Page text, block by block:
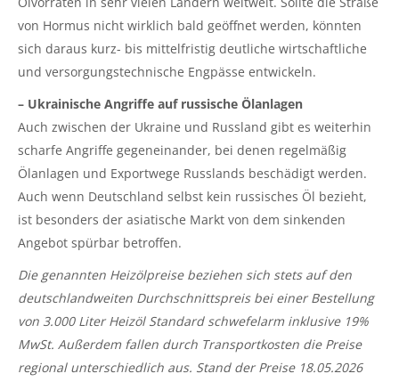
von Hormus nicht wirklich bald geöffnet werden, könnten
sich daraus kurz- bis mittelfristig deutliche wirtschaftliche
und versorgungstechnische Engpässe entwickeln.
– Ukrainische Angriffe auf russische Ölanlagen
Auch zwischen der Ukraine und Russland gibt es weiterhin
scharfe Angriffe gegeneinander, bei denen regelmäßig
Ölanlagen und Exportwege Russlands beschädigt werden.
Auch wenn Deutschland selbst kein russisches Öl bezieht,
ist besonders der asiatische Markt von dem sinkenden
Angebot spürbar betroffen.
Die genannten Heizölpreise beziehen sich stets auf den
deutschlandweiten Durchschnittspreis bei einer Bestellung
von 3.000 Liter Heizöl Standard schwefelarm inklusive 19%
MwSt. Außerdem fallen durch Transportkosten die Preise
regional unterschiedlich aus. Stand der Preise 18.05.2026